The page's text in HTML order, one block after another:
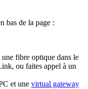
bas de la page :
fibre optique dans le
ou faites appel à un
et une virtual gateway